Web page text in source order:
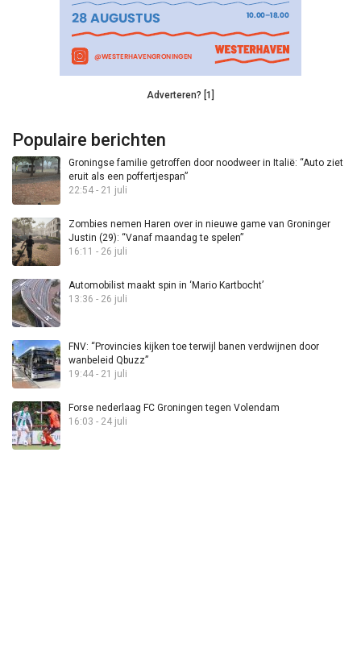
Adverteren? [1]
Populaire berichten
Groningse familie getroffen door noodweer in Italië: “Auto ziet
eruit als een poffertjespan”
22:54 - 21 juli
Zombies nemen Haren over in nieuwe game van Groninger
Justin (29): “Vanaf maandag te spelen”
16:11 - 26 juli
Automobilist maakt spin in ‘Mario Kartbocht’
13:36 - 26 juli
FNV: “Provincies kijken toe terwijl banen verdwijnen door
wanbeleid Qbuzz”
19:44 - 21 juli
Forse nederlaag FC Groningen tegen Volendam
16:03 - 24 juli